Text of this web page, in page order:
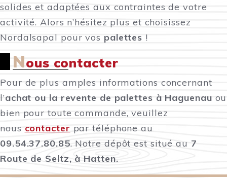
solides et adaptées aux contraintes de votre
activité. Alors n’hésitez plus et choisissez
Nordalsapal pour vos palettes !
Nous contacter
Pour de plus amples informations concernant
l’achat ou la revente de palettes à Haguenau ou
bien pour toute commande, veuillez
nous contacter par téléphone au
09.54.37.80.85. Notre dépôt est situé au 7
Route de Seltz, à Hatten.